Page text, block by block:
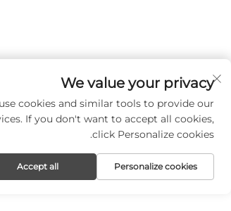
حقوق النشر © شركة شيامن بايا
We value your privacy
cookies and similar tools to provide our
If you don't want to accept all cookies,
click Personalize cookies.
Personalize cookies
Accept all